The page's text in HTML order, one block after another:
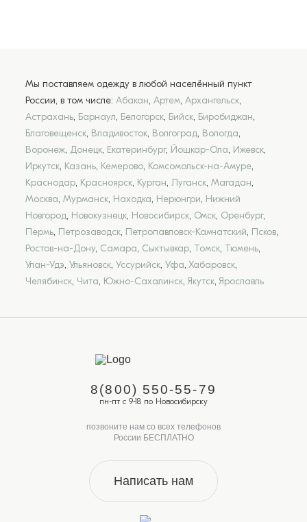
Мы поставляем одежду в любой населённый пункт
России, в том числе: Абакан, Артем, Архангельск,
Астрахань, Барнаул, Белогорск, Бийск, Биробиджан,
Благовещенск, Владивосток, Волгоград, Вологда,
Воронеж, Донецк, Екатеринбург, Йошкар-Ола, Ижевск,
Иркутск, Казань, Кемерово, Комсомольск-на-Амуре,
Краснодар, Красноярск, Курган, Луганск, Магадан,
Москва, Мурманск, Находка, Нерюнгри, Нижний
Новгород, Новокузнецк, Новосибирск, Омск, Оренбург,
Пермь, Петрозаводск, Петропавловск-Камчатский, Псков,
Ростов-на-Дону, Самара, Сыктывкар, Томск, Тюмень,
Улан-Удэ, Ульяновск, Уссурийск, Уфа, Хабаровск,
Челябинск, Чита, Южно-Сахалинск, Якутск, Ярославль
8(800) 550-55-79
пн-пт с 9-18 по Новосибирску
позвоните нам со всех телефонов
России БЕСПЛАТНО
Написать нам